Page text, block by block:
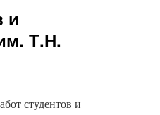
и
Т.Н.
студентов и